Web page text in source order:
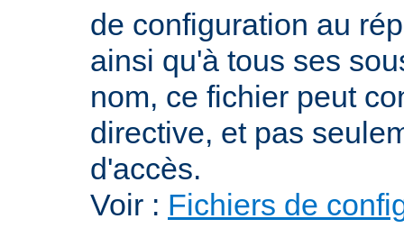
de configuration au
ainsi qu'à tous ses
nom, ce fichier peut
directive, et pas
d'accès.
Voir : Fichiers de